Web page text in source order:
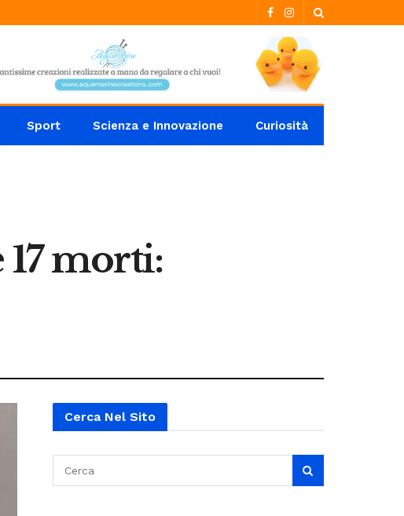
Sport Scienza e Innovazione Curiosità
17 morti:
Cerca Nel Sito